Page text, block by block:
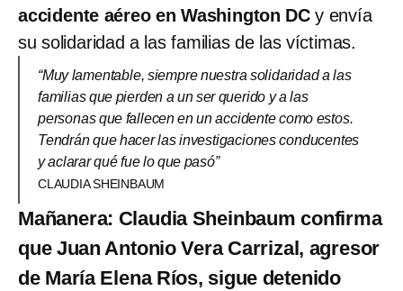
accidente aéreo en Washington DC y envía
su solidaridad a las familias de las víctimas.
“Muy lamentable, siempre nuestra solidaridad a las
familias que pierden a un ser querido y a las
personas que fallecen en un accidente como estos.
Tendrán que hacer las investigaciones conducentes
y aclarar qué fue lo que pasó”
CLAUDIA SHEINBAUM
Mañanera: Claudia Sheinbaum confirma
que Juan Antonio Vera Carrizal, agresor
de María Elena Ríos, sigue detenido